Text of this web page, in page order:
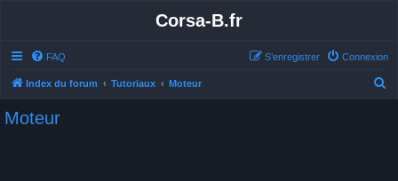
Corsa-B.fr
FAQ Connexion
S’enregistrer
Index du forum Tutoriaux Moteur
Moteur